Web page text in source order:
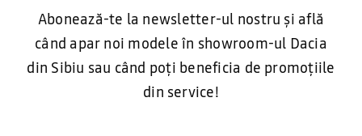
Abonează-te la newsletter-ul nostru și află
când apar noi modele în showroom-ul Dacia
din Sibiu sau când poți beneficia de promoțiile
din service!